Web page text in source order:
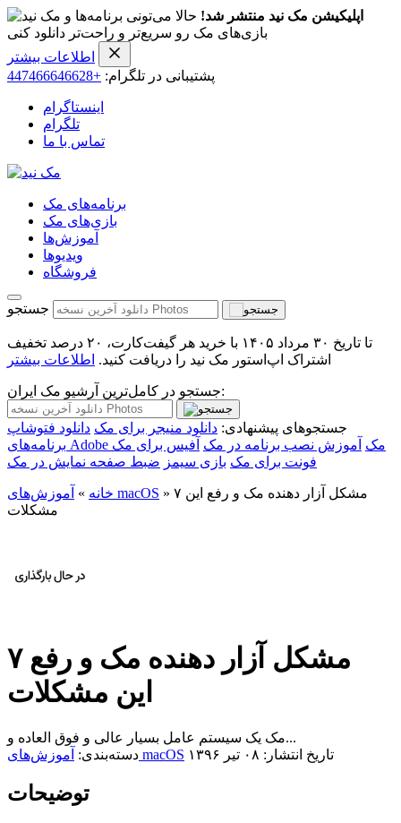
اپلیکیشن مک نید منتشر شد! حالا می‌تونی برنامه‌ها و
بازی‌های مک رو سریع‌تر و راحت‌تر دانلود کنی
اطلاعات بیشتر
پشتیبانی در تلگرام: +447466646628
اینستاگرام
تلگرام
تماس با ما
برنامه‌های مک
بازی‌های مک
آموزش‌ها
ویدیو‌ها
فروشگاه
جستجو
تا تاریخ ۳۰ مرداد ۱۴۰۵ با خرید هر گیفت‌کارت، ۲۰ درصد تخفیف
اشتراک اپ‌استور مک نید را دریافت کنید. اطلاعات بیشتر
جستجو در کامل‌ترین آرشیو مک ایران:
جستجوهای پیشنهادی: دانلود منیجر برای مک دانلود فتوشاپ
برنامه‌های Adobe مک آموزش نصب برنامه در مک آفیس برای مک
فونت برای مک بازی سیمز ضبط صفحه نمایش در مک
خانه » آموزش‌های macOS » ۷ مشکل آزار دهنده مک و رفع این
مشکلات
۷ مشکل آزار دهنده مک و رفع
این مشکلات
مک یک سیستم عامل بسیار عالی و فوق العاده و...
دسته‌بندی: آموزش‌های macOS تاریخ انتشار: ۰۸ تیر ۱۳۹۶
توضیحات